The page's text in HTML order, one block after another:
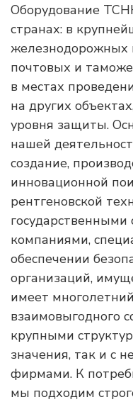
Оборудование
странах: в
железнодорожных
почтовых и
в местах
на других
уровня защиты.
нашей
создание,
инновационной
рентгеновской
компаниями,
обеспечении
организаций,
имеет
взаимовыгодного
крупными
значения, так и с
фирмами. К
мы подходим